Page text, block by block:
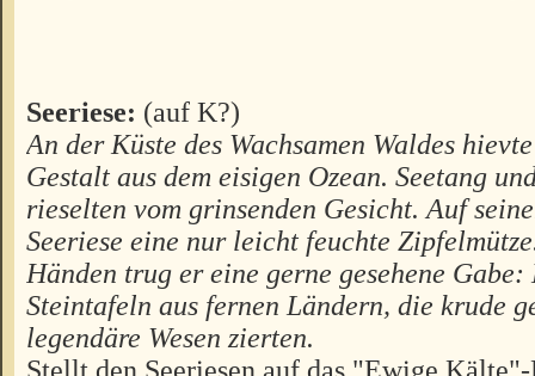
Seeriese: (auf K?)
An der Küste des Wachsamen Waldes
Gestalt aus dem eisigen Ozean. Seetang
rieselten vom grinsenden Gesicht. Auf
Seeriese eine nur leicht feuchte
Händen trug er eine gerne gesehene Gabe:
Steintafeln aus fernen Ländern, die krude
legendäre Wesen zierten.
Stellt den Seeriesen auf das "Ewige